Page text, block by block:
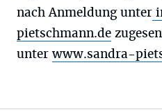
nach Anmeldung unter
pietschmann.de
unterwww.sandra-